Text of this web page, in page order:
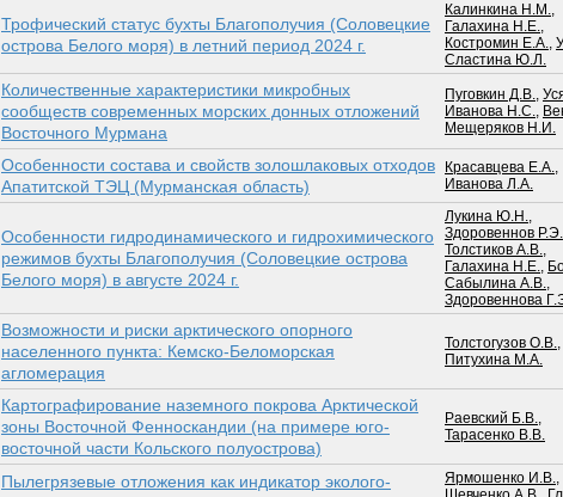
Трофический статус бухты Благополучия (Соловецкие
острова Белого моря) в летний период 2024 г.
Калинкина Н.М.,
Галахина Н.Е.,
Костромин Е.А.,
Сластина Ю.Л.
Количественные характеристики микробных
сообществ современных морских донных отложений
Восточного Мурмана
Пуговкин Д.В.,
Иванова Н.С.,
Мещеряков Н.И.
Особенности состава и свойств золошлаковых отходов
Апатитской ТЭЦ (Мурманская область)
Красавцева Е.А.,
Иванова Л.А.
Особенности гидродинамического и гидрохимического
режимов бухты Благополучия (Соловецкие острова
Белого моря) в августе 2024 г.
Лукина Ю.Н.,
Здоровеннов Р.Э.
Толстиков А.В.,
Галахина Н.Е.,
Сабылина А.В.,
Здоровеннова
Возможности и риски арктического опорного
населенного пункта: Кемско-Беломорская
агломерация
Толстогузов О.В.,
Питухина М.А.
Картографирование наземного покрова Арк­тической
зоны Восточной Фенноскандии (на примере юго-
восточной части Кольского полуострова)
Раевский Б.В.,
Тарасенко В.В.
Пылегрязевые отложения как индикатор эколого-
Ярмошенко И.В.,